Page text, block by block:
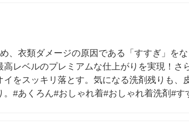
、衣類ダメージの原因である「すすぎ」を
高レベルのプレミアムな仕上がりを実現！
イをスッキリ落とす。気になる洗剤残りも
。#あくろん#おしゃれ着#おしゃれ着洗剤#す